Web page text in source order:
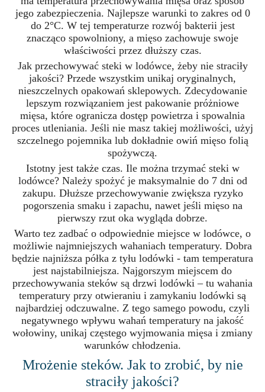
jego zabezpieczenia. Najlepsze warunki to zakres od 0
do 2°C. W tej temperaturze rozwój bakterii jest
znacząco spowolniony, a mięso zachowuje swoje
właściwości przez dłuższy czas.
Jak przechowywać steki w lodówce, żeby nie straciły
jakości? Przede wszystkim unikaj oryginalnych,
nieszczelnych opakowań sklepowych. Zdecydowanie
lepszym rozwiązaniem jest pakowanie próżniowe
mięsa, które ogranicza dostęp powietrza i spowalnia
proces utleniania. Jeśli nie masz takiej możliwości, użyj
szczelnego pojemnika lub dokładnie owiń mięso folią
spożywczą.
Istotny jest także czas. Ile można trzymać steki w
lodówce? Należy spożyć je maksymalnie do 7 dni od
zakupu. Dłuższe przechowywanie zwiększa ryzyko
pogorszenia smaku i zapachu, nawet jeśli mięso na
pierwszy rzut oka wygląda dobrze.
Warto tez zadbać o odpowiednie miejsce w lodówce, o
możliwie najmniejszych wahaniach temperatury. Dobra
będzie najniższa półka z tyłu lodówki - tam temperatura
jest najstabilniejsza. Najgorszym miejscem do
przechowywania steków są drzwi lodówki – tu wahania
temperatury przy otwieraniu i zamykaniu lodówki są
najbardziej odczuwalne. Z tego samego powodu, czyli
negatywnego wpływu wahań temperatury na jakość
wołowiny, unikaj częstego wyjmowania mięsa i zmiany
warunków chłodzenia.
Mrożenie steków. Jak to zrobić, by nie
straciły jakości?